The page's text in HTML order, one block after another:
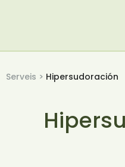
Serveis > Hipersudoración